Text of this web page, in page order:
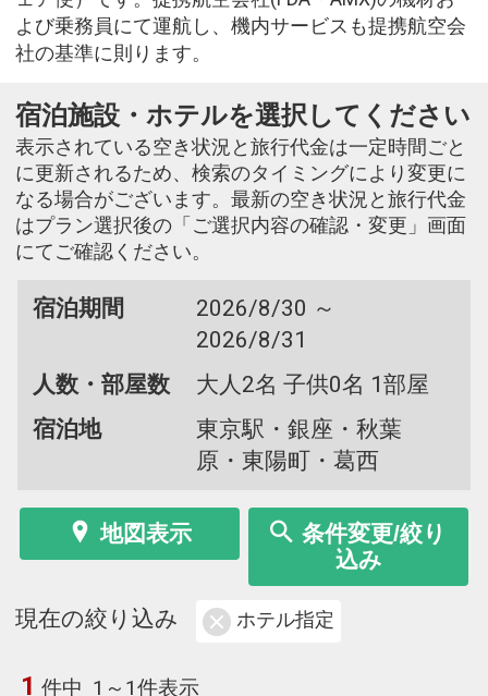
よび乗務員にて運航し、機内サービスも提携航空会
社の基準に則ります。
宿泊施設・ホテルを選択してください
表示されている空き状況と旅行代金は一定時間ごと
に更新されるため、検索のタイミングにより変更に
なる場合がございます。最新の空き状況と旅行代金
はプラン選択後の「ご選択内容の確認・変更」画面
にてご確認ください。
宿泊期間
2026/8/30 ～
2026/8/31
人数・部屋数
大人2名 子供0名 1部屋
宿泊地
東京駅・銀座・秋葉
原・東陽町・葛西
地図表示
条件変更/絞り
込み
現在の絞り込み ホテル指定
1 件中 1～1件表示